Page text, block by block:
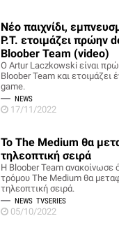
Νέο παιχνίδι,
P.T. ετοιμάζει πρώην
Bloober Team (video)
Ο Artur Laczkowski είναι
Bloober Team και ετοιμάζει
game.
NEWS
17/11/2022
Το The Medium θα
τηλεοπτική σειρά
Η Bloober Team ανακοίνωσε
τρόμου The Medium θα
τηλεοπτική σειρά.
NEWS TVSERIES
05/10/2022